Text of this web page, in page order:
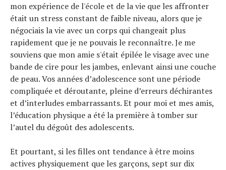
mon expérience de l'école et de la vie que les affronter
était un stress constant de faible niveau, alors que je
négociais la vie avec un corps qui changeait plus
rapidement que je ne pouvais le reconnaître. Je me
souviens que mon amie s'était épilée le visage avec une
bande de cire pour les jambes, enlevant ainsi une couche
de peau. Vos années d’adolescence sont une période
compliquée et déroutante, pleine d’erreurs déchirantes
et d’interludes embarrassants. Et pour moi et mes amis,
l’éducation physique a été la première à tomber sur
l’autel du dégoût des adolescents.
Et pourtant, si les filles ont tendance à être moins
actives physiquement que les garçons, sept sur dix